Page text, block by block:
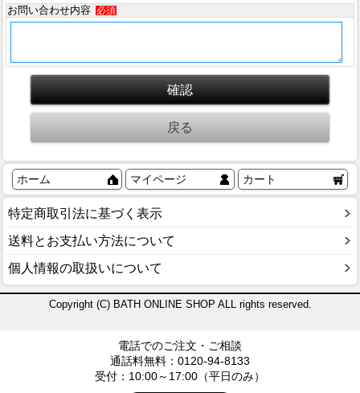
お問い合わせ内容
必須
ホーム マイページ カート
特定商取引法に基づく表示
送料とお支払い方法について
個人情報の取扱いについて
Copyright (C) BATH ONLINE SHOP ALL rights reserved.
電話でのご注文・ご相談
通話料無料：0120-94-8133
受付：10:00～17:00（平日のみ）